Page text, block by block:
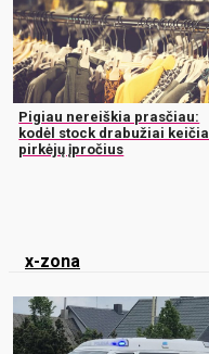
Pigiau nereiškia prasčiau:
kodėl stock drabužiai keičia
pirkėjų įpročius
x-zona